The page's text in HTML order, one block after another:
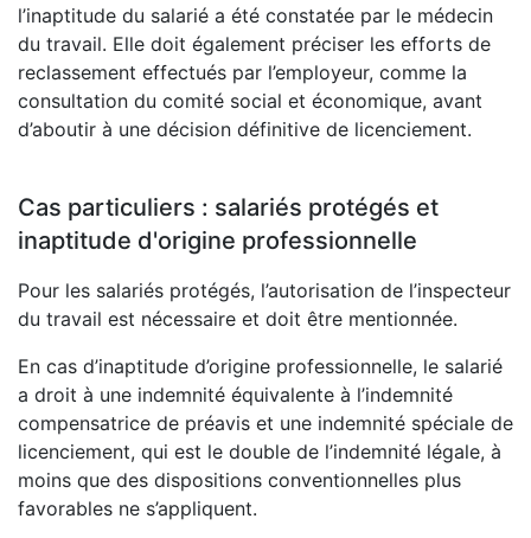
l’inaptitude du salarié a été constatée par le médecin
du travail. Elle doit également préciser les efforts de
reclassement effectués par l’employeur, comme la
consultation du comité social et économique, avant
d’aboutir à une décision définitive de licenciement.
Cas particuliers : salariés protégés et
inaptitude d'origine professionnelle
Pour les salariés protégés, l’autorisation de l’inspecteur
du travail est nécessaire et doit être mentionnée.
En cas d’inaptitude d’origine professionnelle, le salarié
a droit à une indemnité équivalente à l’indemnité
compensatrice de préavis et une indemnité spéciale de
licenciement, qui est le double de l’indemnité légale, à
moins que des dispositions conventionnelles plus
favorables ne s’appliquent.